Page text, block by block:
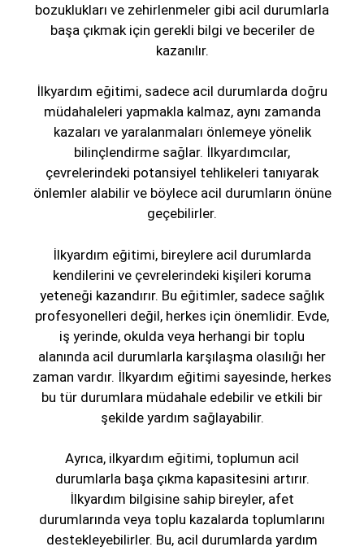
bozuklukları ve zehirlenmeler gibi acil durumlarla
başa çıkmak için gerekli bilgi ve beceriler de
kazanılır.
İlkyardım eğitimi, sadece acil durumlarda doğru
müdahaleleri yapmakla kalmaz, aynı zamanda
kazaları ve yaralanmaları önlemeye yönelik
bilinçlendirme sağlar. İlkyardımcılar,
çevrelerindeki potansiyel tehlikeleri tanıyarak
önlemler alabilir ve böylece acil durumların önüne
geçebilirler.
İlkyardım eğitimi, bireylere acil durumlarda
kendilerini ve çevrelerindeki kişileri koruma
yeteneği kazandırır. Bu eğitimler, sadece sağlık
profesyonelleri değil, herkes için önemlidir. Evde,
iş yerinde, okulda veya herhangi bir toplu
alanında acil durumlarla karşılaşma olasılığı her
zaman vardır. İlkyardım eğitimi sayesinde, herkes
bu tür durumlara müdahale edebilir ve etkili bir
şekilde yardım sağlayabilir.
Ayrıca, ilkyardım eğitimi, toplumun acil
durumlarla başa çıkma kapasitesini artırır.
İlkyardım bilgisine sahip bireyler, afet
durumlarında veya toplu kazalarda toplumlarını
destekleyebilirler. Bu, acil durumlarda yardım